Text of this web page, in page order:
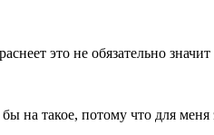
это не обязательно
на такое, потому что для